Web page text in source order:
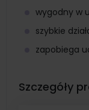
wygodny w
szybkie
zapobiega
Szczegóły